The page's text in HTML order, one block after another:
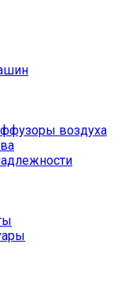
воздуха